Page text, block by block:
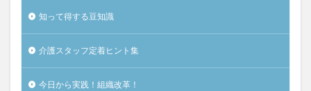
知って得する豆知識
介護スタッフ定着ヒント集
今日から実践！組織改革！